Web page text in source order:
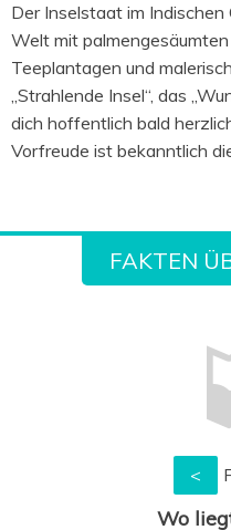
Der Inselstaat im
Welt mit
Teeplantagen und
„Strahlende Insel“, das
dich hoffentlich bald
Vorfreude ist bekanntlich
FAKTEN
<
Wo